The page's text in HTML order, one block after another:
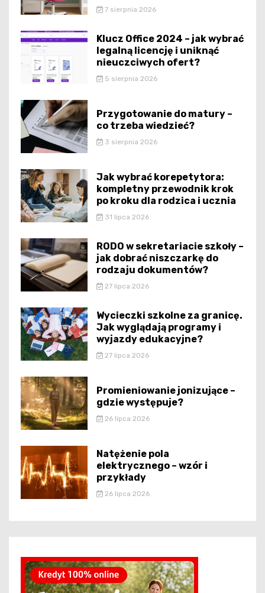
7 sierpnia 2026
Klucz Office 2024 – jak wybrać
legalną licencję i uniknąć
nieuczciwych ofert?
5 sierpnia 2026
Przygotowanie do matury –
co trzeba wiedzieć?
3 sierpnia 2026
Jak wybrać korepetytora:
kompletny przewodnik krok
po kroku dla rodzica i ucznia
31 lipca 2026
RODO w sekretariacie szkoły –
jak dobrać niszczarkę do
rodzaju dokumentów?
27 lipca 2026
Wycieczki szkolne za granicę.
Jak wyglądają programy i
wyjazdy edukacyjne?
27 lipca 2026
Promieniowanie jonizujące –
gdzie występuje?
26 lipca 2026
Natężenie pola
elektrycznego – wzór i
przykłady
26 lipca 2026